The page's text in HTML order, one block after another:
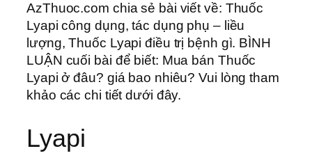
AzThuoc.com chia sẻ bài viết về: Thuốc
Lyapi công dụng, tác dụng phụ – liều
lượng, Thuốc Lyapi điều trị bệnh gì. BÌNH
LUẬN cuối bài để biết: Mua bán Thuốc
Lyapi ở đâu? giá bao nhiêu? Vui lòng tham
khảo các chi tiết dưới đây.
Lyapi